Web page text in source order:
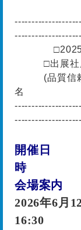
□出展社
(品質
名 40
開催日
会場案内
2026年6月